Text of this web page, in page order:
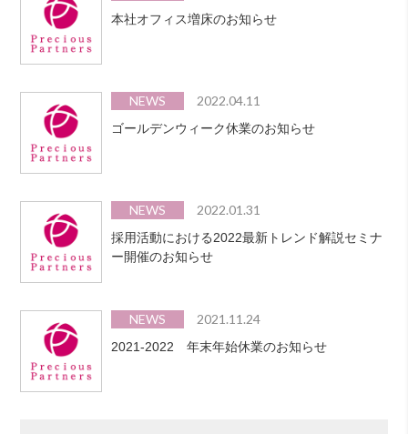
本社オフィス増床のお知らせ
NEWS 2022.04.11
ゴールデンウィーク休業のお知らせ
NEWS 2022.01.31
採用活動における2022最新トレンド解説セミナ
ー開催のお知らせ
NEWS 2021.11.24
2021-2022 年末年始休業のお知らせ